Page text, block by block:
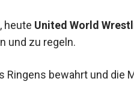
, heute United World
und zu regeln.
Ringens bewahrt und die